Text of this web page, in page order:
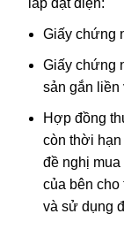
lắp đặt điện:
Giấy chứng
Giấy chứng
sản gắn
Hợp đồng
còn thời
đề nghị
của bên
và sử dụng